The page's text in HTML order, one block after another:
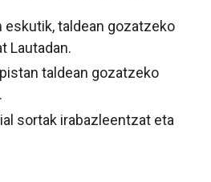
eskutik, taldean gozatzeko
Lautadan.
taldean gozatzeko
sortak irabazleentzat eta